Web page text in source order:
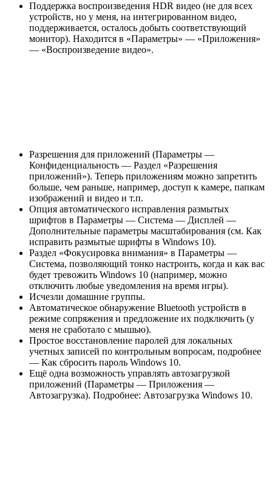
Поддержка воспроизведения HDR видео (не для всех
устройств, но у меня, на интегрированном видео,
поддерживается, осталось добыть соответствующий
монитор). Находится в «Параметры» — «Приложения»
— «Воспроизведение видео».
Разрешения для приложений (Параметры —
Конфиденциальность — Раздел «Разрешения
приложений»). Теперь приложениям можно запретить
больше, чем раньше, например, доступ к камере, папкам
изображений и видео и т.п.
Опция автоматического исправления размытых
шрифтов в Параметры — Система — Дисплей —
Дополнительные параметры масштабирования (см. Как
исправить размытые шрифты в Windows 10).
Раздел «Фокусировка внимания» в Параметры —
Система, позволяющий тонко настроить, когда и как вас
будет тревожить Windows 10 (например, можно
отключить любые уведомления на время игры).
Исчезли домашние группы.
Автоматическое обнаружение Bluetooth устройств в
режиме сопряжения и предложение их подключить (у
меня не сработало с мышью).
Простое восстановление паролей для локальных
учетных записей по контрольным вопросам, подробнее
— Как сбросить пароль Windows 10.
Ещё одна возможность управлять автозагрузкой
приложений (Параметры — Приложения —
Автозагрузка). Подробнее: Автозагрузка Windows 10.